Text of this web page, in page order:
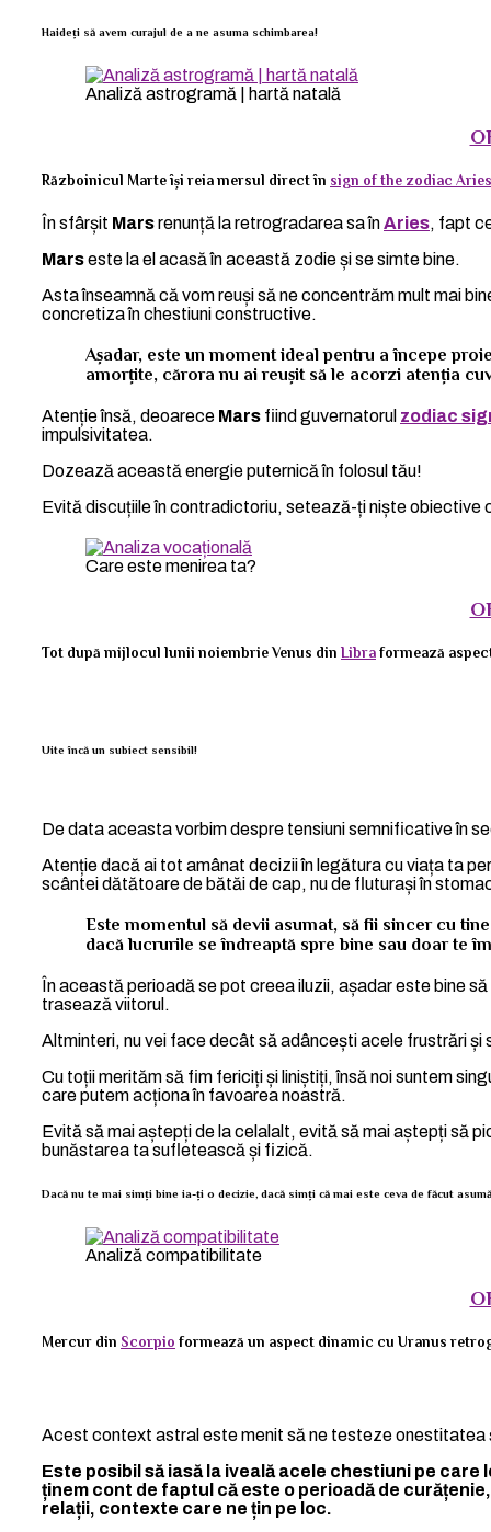
Haideți să avem curajul de a ne asuma schimbarea!
Analiză astrogramă | hartă natală
Războinicul Marte își reia mersul direct în sign of the zodiac Aries
În sfârșit Marsrenunță la retrogradarea sa înAries, fapt
Marseste la el acasă în această zodie și se simte bine.
Asta înseamnă că vom reuși să ne concentrăm mult mai
concretiza în chestiuni constructive.
Așadar, este un moment ideal pentru a începe
amorțite, cărora nu ai reușit să le acorzi atenția
Atenție însă, deoarece Mars fiind guvernatorul zodiac
impulsivitatea.
Dozează această energie puternică în folosul tău!
Evită discuțiile în contradictoriu, setează-ți niște obiective
Care este menirea ta?
Tot după mijlocul lunii noiembrie Venus din Libra formează
Uite încă un subiect sensibil!
De data aceasta vorbim despre tensiuni semnificative în
Atenție dacă ai tot amânat decizii în legătura cu viața ta
scântei dătătoare de bătăi de cap, nu de fluturași în
Este momentul să devii asumat, să fii sincer cu
dacă lucrurile se îndreaptă spre bine sau doar te
În această perioadă se pot creea iluzii, așadar este bine
trasează viitorul.
Altminteri, nu vei face decât să adâncești acele frustrări
Cu toții merităm să fim fericiți și liniștiți, însă noi suntem
care putem acționa în favoarea noastră.
Evită să mai aștepți de la celalalt, evită să mai aștepți să
bunăstarea ta sufletească și fizică.
Dacă nu te mai simți bine ia-ți o decizie, dacă simți că mai este ceva de făcut
Analiză compatibilitate
Mercur din Scorpio formează un aspect dinamic cu Uranus
Acest context astral este menit să ne testeze onestitatea
Este posibil să iasă la iveală acele chestiuni pe
ținem cont de faptul că este o perioadă de
relații, contexte care ne țin pe loc.